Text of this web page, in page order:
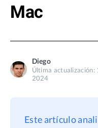
BuhoRepair
BuhoLaunchpad
Blog
Sobre nosotros
Privacidad
Mac
Diego
Última actualización:
2024
Este artículo